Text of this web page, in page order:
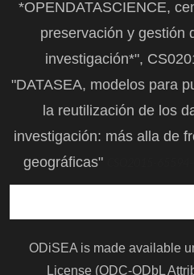
*OPENDATASCIENCE,
preservación y gestión
investigación*",
"DATASEA, modelos para
la reutilización de los
investigación: más alla de
geográficas"
ODiSEA is made available
License (ODC-ODbL